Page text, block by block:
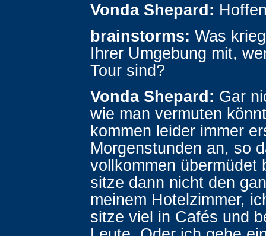
Vonda Shepard:
brainstorms: Was
Ihrer Umgebung mit,
Tour sind?
Vonda Shepard: Gar
wie man vermuten
kommen leider immer
Morgenstunden an, so
vollkommen übermüdet
sitze dann nicht den
meinem Hotelzimmer,
sitze viel in Cafés und